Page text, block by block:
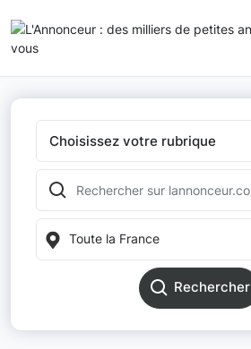
Choisissez votre rubrique
Toute la France
Rechercher